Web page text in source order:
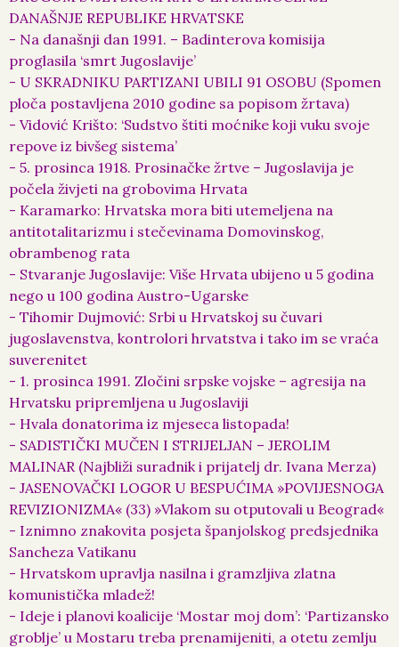
DANAŠNJE REPUBLIKE HRVATSKE
- Na današnji dan 1991. – Badinterova komisija
proglasila ‘smrt Jugoslavije’
- U SKRADNIKU PARTIZANI UBILI 91 OSOBU (Spomen
ploča postavljena 2010 godine sa popisom žrtava)
- Vidović Krišto: ‘Sudstvo štiti moćnike koji vuku svoje
repove iz bivšeg sistema’
- 5. prosinca 1918. Prosinačke žrtve – Jugoslavija je
počela živjeti na grobovima Hrvata
- Karamarko: Hrvatska mora biti utemeljena na
antitotalitarizmu i stečevinama Domovinskog,
obrambenog rata
- Stvaranje Jugoslavije: Više Hrvata ubijeno u 5 godina
nego u 100 godina Austro-Ugarske
- Tihomir Dujmović: Srbi u Hrvatskoj su čuvari
jugoslavenstva, kontrolori hrvatstva i tako im se vraća
suverenitet
- 1. prosinca 1991. Zločini srpske vojske – agresija na
Hrvatsku pripremljena u Jugoslaviji
- Hvala donatorima iz mjeseca listopada!
- SADISTIČKI MUČEN I STRIJELJAN – JEROLIM
MALINAR (Najbliži suradnik i prijatelj dr. Ivana Merza)
- JASENOVAČKI LOGOR U BESPUĆIMA »POVIJESNOGA
REVIZIONIZMA« (33) »Vlakom su otputovali u Beograd«
- Iznimno znakovita posjeta španjolskog predsjednika
Sancheza Vatikanu
- Hrvatskom upravlja nasilna i gramzljiva zlatna
komunistička mladež!
- Ideje i planovi koalicije ‘Mostar moj dom’: ‘Partizansko
groblje’ u Mostaru treba prenamijeniti, a otetu zemlju